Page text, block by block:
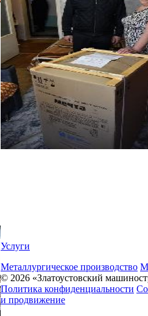
Услуги
Металлургическое производство
© 2026 «Златоустовский
Политика конфиденциальности
и продвижение